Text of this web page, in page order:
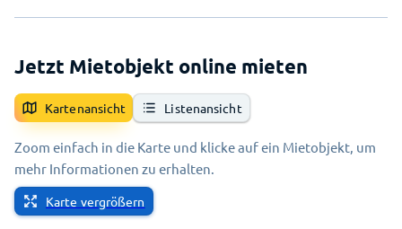
Jetzt Mietobjekt online mieten
Kartenansicht Listenansicht
Zoom einfach in die Karte und klicke auf ein Mietobjekt, um
mehr Informationen zu erhalten.
Karte vergrößern